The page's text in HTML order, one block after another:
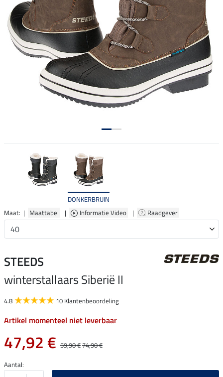
DONKERBRUIN
Maat: | Maattabel | Informatie Video | Raadgever
STEEDS
winterstallaars Siberië II
4.8 10 Klantenbeoordeling
Artikel momenteel niet leverbaar
47,92 € 59,90 €74,90 €
Aantal: